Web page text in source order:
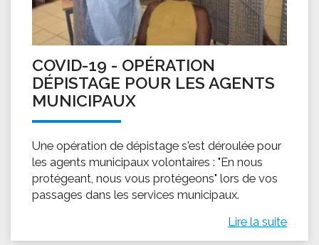
COVID-19 - OPÉRATION
DÉPISTAGE POUR LES AGENTS
MUNICIPAUX
Une opération de dépistage s'est déroulée pour
les agents municipaux volontaires : "En nous
protégeant, nous vous protégeons" lors de vos
passages dans les services municipaux.
Lire la suite